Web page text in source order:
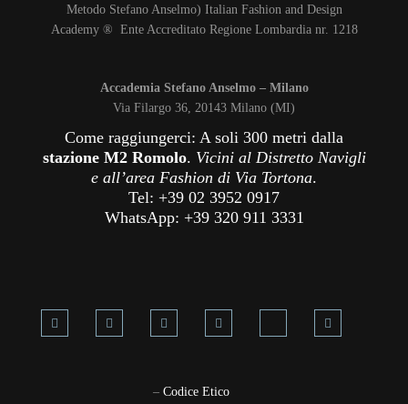
Metodo Stefano Anselmo) Italian Fashion and Design
Academy ® Ente Accreditato Regione Lombardia nr. 1218
Accademia Stefano Anselmo – Milano
Via Filargo 36, 20143 Milano (MI)
Come raggiungerci: A soli 300 metri dalla
stazione M2 Romolo. Vicini al Distretto Navigli
e all’area Fashion di Via Tortona.
Tel: +39 02 3952 0917
WhatsApp: +39 320 911 3331
– Codice Etico